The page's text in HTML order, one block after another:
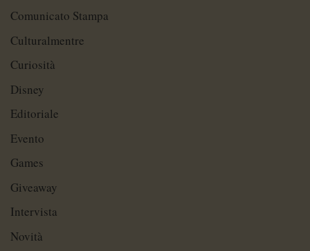
Comunicato Stampa
Culturalmentre
Curiosità
Disney
Editoriale
Evento
Games
Giveaway
Intervista
Novità